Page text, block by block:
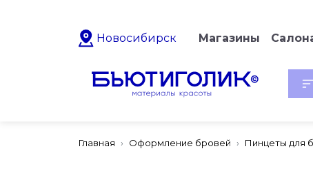
Новосибирск Магазины
Главная Оформление бровей Пинцеты для